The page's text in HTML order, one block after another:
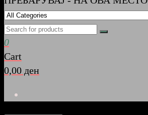
0
Cart
0,00 ден